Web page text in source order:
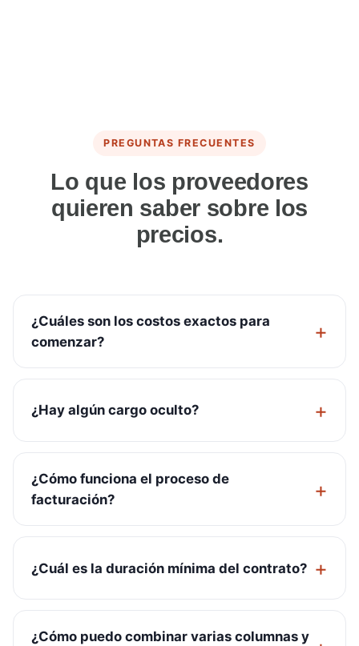
PREGUNTAS FRECUENTES
Lo que los proveedores
quieren saber sobre los
precios.
¿Cuáles son los costos exactos para
comenzar?
¿Hay algún cargo oculto?
¿Cómo funciona el proceso de
facturación?
¿Cuál es la duración mínima del contrato?
¿Cómo puedo combinar varias columnas y